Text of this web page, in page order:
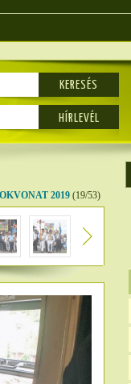
KERESÉS
2019 (19/53)